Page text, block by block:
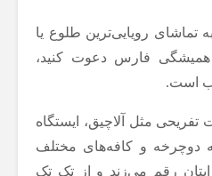
تماشای رویایی‌ترین طلوع یا
فارس دعوت کنید،
است.
تفریحی مثل آلاچیق، ایستگاه
دوچرخه و کافه‌های مختلف
رقم می‌زند و از تک تک